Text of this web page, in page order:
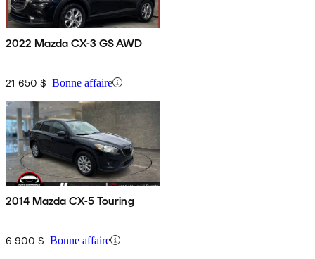
2022 Mazda CX-3 GS AWD
21 650 $ Bonne affaire
2014 Mazda CX-5 Touring
6 900 $ Bonne affaire